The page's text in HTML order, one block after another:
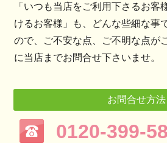
「いつも当店をご利用下さるお客
けるお客様」も、どんな些細な事
ので、ご不安な点、ご不明な点が
に当店までお問合せ下さいませ。
お問合せ方法
0120-399-